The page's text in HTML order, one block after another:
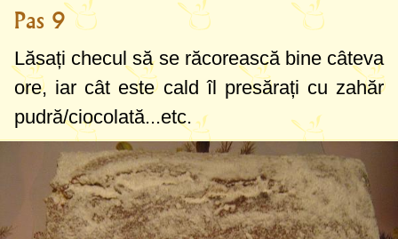
Pas 9
Lăsați checul să se răcorească bine câteva
ore, iar cât este cald îl presărați cu zahăr
pudră/ciocolată...etc.